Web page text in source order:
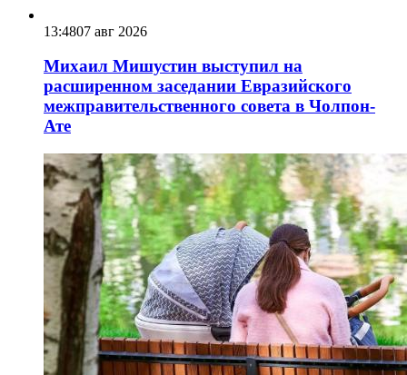
13:4807 авг 2026
Михаил Мишустин выступил на
расширенном заседании Евразийского
межправительственного совета в Чолпон-
Ате